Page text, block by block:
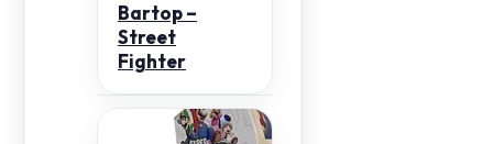
Bartop –
Street
Fighter